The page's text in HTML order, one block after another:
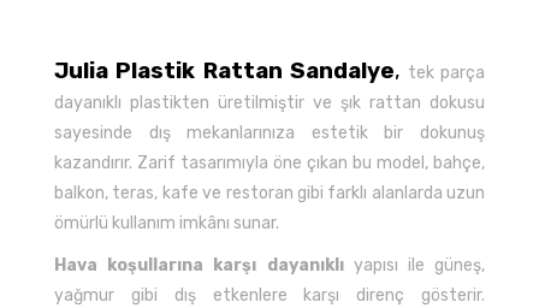
Julia Plastik Rattan Sandalye, tek parça
dayanıklı plastikten üretilmiştir ve şık rattan dokusu
sayesinde dış mekanlarınıza estetik bir dokunuş
kazandırır. Zarif tasarımıyla öne çıkan bu model, bahçe,
balkon, teras, kafe ve restoran gibi farklı alanlarda uzun
ömürlü kullanım imkânı sunar.
Hava koşullarına karşı dayanıklıyapısı ile güneş,
yağmur gibi dış etkenlere karşı direnç gösterir.